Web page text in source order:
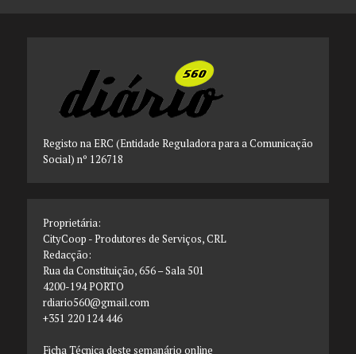
Registo na ERC (Entidade Reguladora para a Comunicação
Social) nº 126718
Proprietária:
CityCoop - Produtores de Serviços, CRL
Redacção:
Rua da Constituição, 656 – Sala 501
4200-194 PORTO
rdiario560@gmail.com
+351 220 124 446
Ficha Técnica deste semanário online